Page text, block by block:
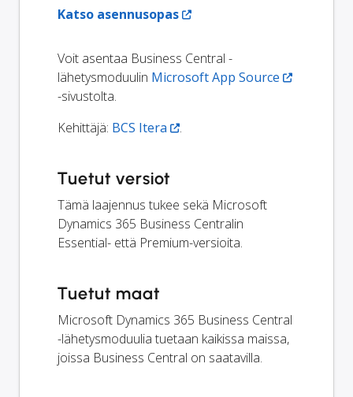
Katso asennusopas
Voit asentaa Business Central -
lähetysmoduulin Microsoft App Source
-sivustolta.
Kehittäjä: BCS Itera .
Tuetut versiot
Tämä laajennus tukee sekä Microsoft
Dynamics 365 Business Centralin
Essential- että Premium-versioita.
Tuetut maat
Microsoft Dynamics 365 Business Central
-lähetysmoduulia tuetaan kaikissa maissa,
joissa Business Central on saatavilla.